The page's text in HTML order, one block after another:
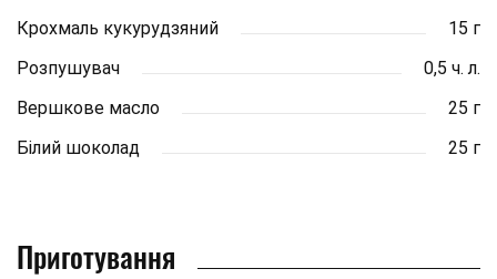
Крохмаль кукурудзяний
15 г
Розпушувач
0,5 ч. л.
Вершкове масло
25 г
Білий шоколад
25 г
Приготування